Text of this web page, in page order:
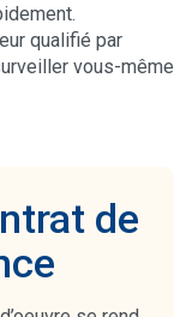
qualifié par
vous-même
de